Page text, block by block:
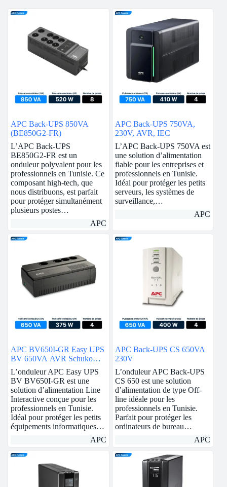
APC Back-UPS 850VA
(BE850G2-FR)
L’APC Back-UPS
BE850G2-FR est un
onduleur polyvalent pour les
professionnels en Tunisie. Ce
composant high-tech, que
nous distribuons, est parfait
pour protéger simultanément
plusieurs postes…
APC
APC Back-UPS 750VA,
230V, AVR, IEC
L’APC Back-UPS 750VA est
une solution d’alimentation
fiable pour les entreprises et
professionnels en Tunisie.
Idéal pour protéger les petits
serveurs, les systèmes de
surveillance,…
APC
APC BV650I-GR Easy UPS
BV 650VA AVR Schuko
230V
L’onduleur APC Easy UPS
BV BV650I-GR est une
solution d’alimentation Line
Interactive conçue pour les
professionnels en Tunisie.
Idéal pour protéger les petits
équipements informatiques…
APC
APC Back-UPS CS 650VA
230V
L’onduleur APC Back-UPS
CS 650 est une solution
d’alimentation de type Off-
line idéale pour les
professionnels en Tunisie.
Parfait pour protéger les
ordinateurs de bureau…
APC